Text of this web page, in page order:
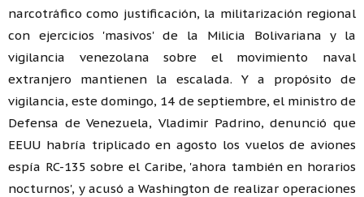
narcotráfico como justificación, la militarización regional
con ejercicios 'masivos' de la Milicia Bolivariana y la
vigilancia venezolana sobre el movimiento naval
extranjero mantienen la escalada. Y a propósito de
vigilancia, este domingo, 14 de septiembre, el ministro de
Defensa de Venezuela, Vladimir Padrino, denunció que
EEUU habría triplicado en agosto los vuelos de aviones
espía RC-135 sobre el Caribe, 'ahora también en horarios
nocturnos', y acusó a Washington de realizar operaciones